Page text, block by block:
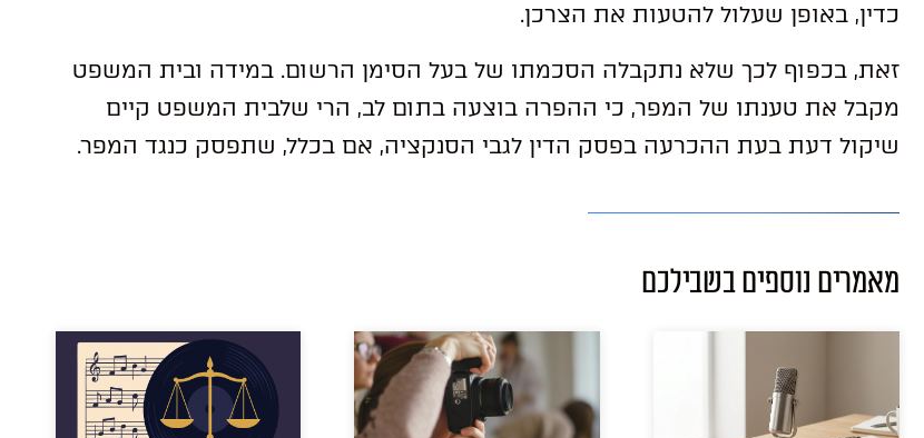
כדין, באופן שעלול להטעות את הצרכן.
זאת, בכפוף לכך שלא נתקבלה הסכמתו של בעל הסימן הרשום. במידה ובית המשפט
מקבל את טענתו של המפר, כי ההפרה בוצעה בתום לב, הרי שלבית המשפט קיים
שיקול דעת בעת ההכרעה בפסק הדין לגבי הסנקציה, אם בכלל, שתפסק כנגד המפר.
מאמרים נוספים בשבילכם